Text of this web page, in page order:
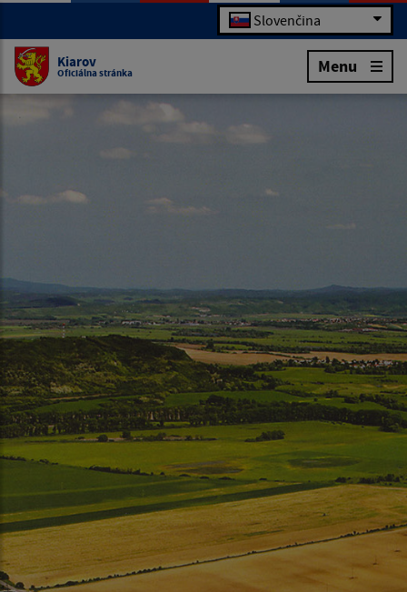
Slovenčina
Kiarov
Oficiálna stránka Menu